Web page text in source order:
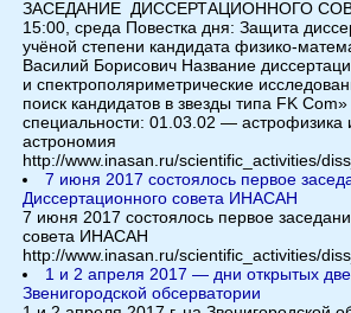
ЗАСЕДАНИЕ ДИССЕРТАЦИОННОГО
15:00, среда Повестка дня: Защита
учёной степени кандидата физико-
Василий Борисович Название
и спектрополяриметрические
поиск кандидатов в звезды типа FK
специальности: 01.03.02 — астрофизика
астрономия
http://www.inasan.ru/scientific_activities/
7 июня 2017 состоялось первое
Дисcертационного совета ИНАСАН
7 июня 2017 состоялось первое
совета ИНАСАН
http://www.inasan.ru/scientific_activities/
1 и 2 апреля 2017 — дни открытых
Звенигородской обсерватории